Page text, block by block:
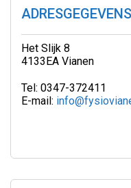
ADRESGEGEVENS
Het Slijk 8
4133EA Vianen
Tel: 0347-372411
E-mail: